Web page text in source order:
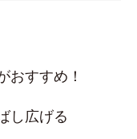
おすすめ！
し広げる